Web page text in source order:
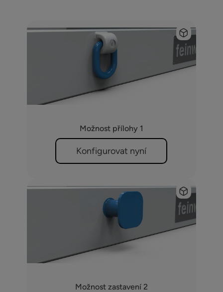
Možnost přílohy 1
Konfigurovat nyní
Možnost zastavení 2